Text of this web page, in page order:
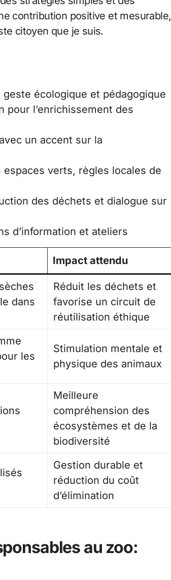
contribution positive et mesurable,
citoyen que je suis.
écologique et pédagogique
pour l’enrichissement des
un accent sur la
verts, règles locales de
des déchets et dialogue sur
d’information et ateliers
Impact attendu
dans
Réduit les déchets et
favorise un circuit de
réutilisation éthique
les
Stimulation mentale et
physique des animaux
Meilleure
compréhension des
écosystèmes et de la
biodiversité
Gestion durable et
réduction du coût
d’élimination
au zoo: